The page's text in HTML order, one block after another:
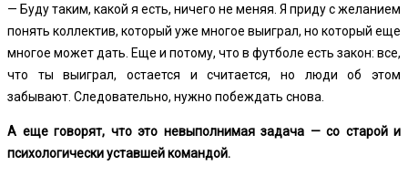
— Буду таким, какой я есть, ничего не меняя. Я приду с желанием
понять коллектив, который уже многое выиграл, но который еще
многое может дать. Еще и потому, что в футболе есть закон: все,
что ты выиграл, остается и считается, но люди об этом
забывают. Следовательно, нужно побеждать снова.
А еще говорят, что это невыполнимая задача — со старой и
психологически уставшей командой.